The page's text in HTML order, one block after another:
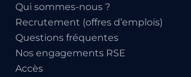
Qui sommes-nous ?
Recrutement (offres d’emplois)
Questions fréquentes
Nos engagements RSE
Accès